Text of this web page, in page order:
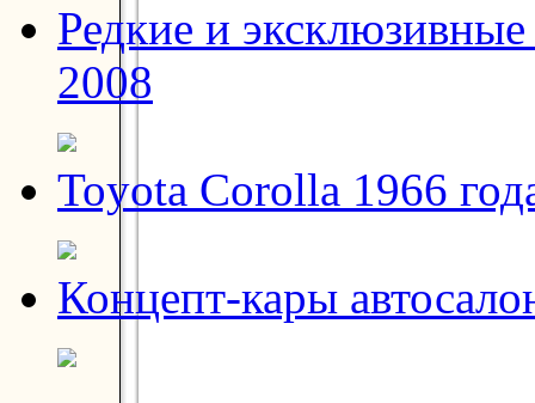
Редкие и эксклюзивные
2008
Toyota Corolla 1966
Концепт-кары